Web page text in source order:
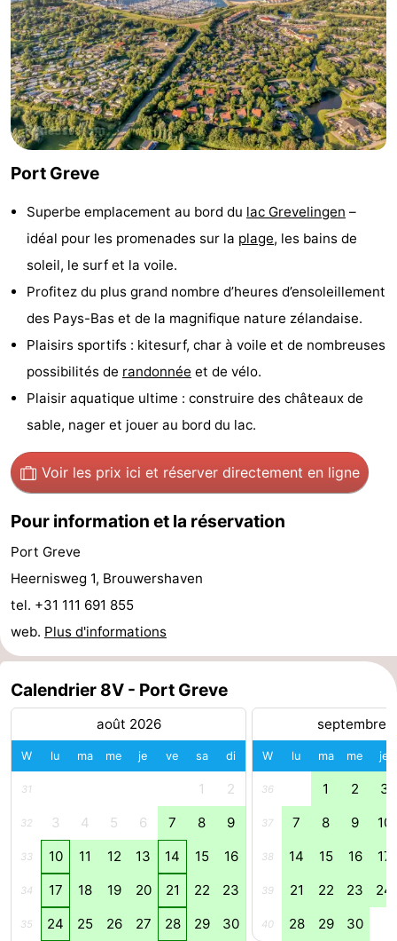
Monuments
-
Églises
-
Moulins
-
Points
de
vue
Attractions
-
Croisières
-
de
Aires
jeux
-
Parcours
mini-
golf
Centres
bien-
être
&
villes
Nature
Visites
guidées
Sports
-
Piscines
-
Faire
du
-
Randonnée
-
Terrains
golf
-
Peche
Sportive
Equitation
Immersion
Observation
Port Greve
Superbe emplacement au bord du lac Grevelingen –
idéal pour les promenades sur la plage, les bains de
soleil, le surf et la voile.
Profitez du plus grand nombre d’heures d’ensoleillement
des Pays-Bas et de la magnifique nature zélandaise.
Plaisirs sportifs : kitesurf, char à voile et de nombreuses
possibilités de randonnée et de vélo.
Plaisir aquatique ultime : construire des châteaux de
sable, nager et jouer au bord du lac.
Voir les prix ici et réserver directement en ligne
Pour information et la réservation
Port Greve
Heernisweg 1, Brouwershaven
tel. +31 111 691 855
web. Plus d'informations
Calendrier 8V - Port Greve
août 2026
W lu ma me je ve sa di
31 1 2
32 3 4 5 6 7 8 9
33 10 11 12 13 14 15 16
34 17 18 19 20 21 22 23
35 24 25 26 27 28 29 30
septembre
W lu ma me je
36 1 2 3
37 7 8 9 10
38 14 15 16 17
39 21 22 23 24
40 28 29 30